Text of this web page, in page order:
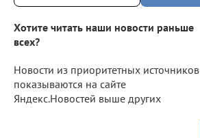
Хотите читать наши новости раньше
всех?
Новости из приоритетных источников
показываются на сайте
Яндекс.Новостей выше других